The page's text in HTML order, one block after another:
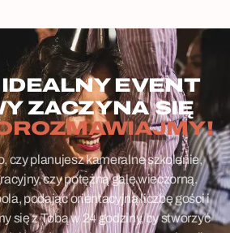
EVENT
ZACZYNA SIĘ
czy planujesz kameralne szkolenie,
czy potężną galę wieczorną.
podając orientacyjną liczbę gości i
się z Tobą w 24 godziny, by stworzyć